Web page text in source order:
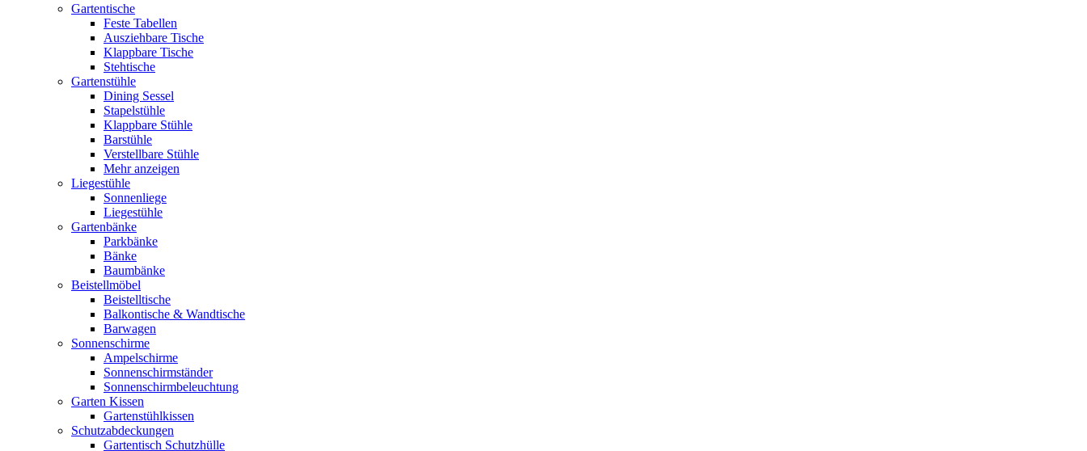
Gartentische
Feste Tabellen
Ausziehbare Tische
Klappbare Tische
Stehtische
Gartenstühle
Dining Sessel
Stapelstühle
Klappbare Stühle
Barstühle
Verstellbare Stühle
Mehr anzeigen
Liegestühle
Sonnenliege
Liegestühle
Gartenbänke
Parkbänke
Bänke
Baumbänke
Beistellmöbel
Beistelltische
Balkontische & Wandtische
Barwagen
Sonnenschirme
Ampelschirme
Sonnenschirmständer
Sonnenschirmbeleuchtung
Garten Kissen
Gartenstühlkissen
Schutzabdeckungen
Gartentisch Schutzhülle